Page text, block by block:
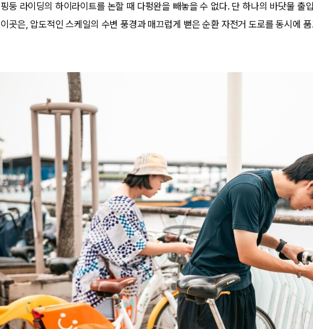
핑둥 라이딩의 하이라이트를 논할 때 다펑완을 빼놓을 수 없다. 단 하나의 바닷물 출
이곳은, 압도적인 스케일의 수변 풍경과 매끄럽게 뻗은 순환 자전거 도로를 동시에